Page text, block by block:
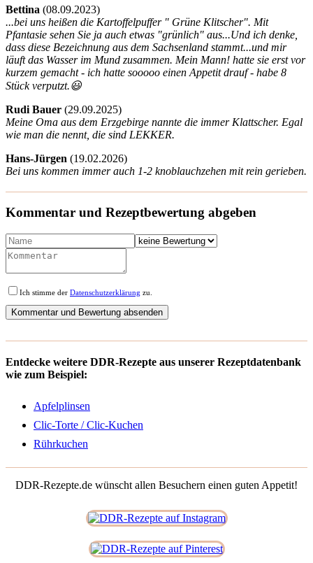
Bettina (08.09.2023)
...bei uns heißen die Kartoffelpuffer " Grüne Klitscher". Mit
Pfantasie sehen Sie ja auch etwas "grünlich" aus...Und ich denke,
dass diese Bezeichnung aus dem Sachsenland stammt...und mir
läuft das Wasser im Mund zusammen. Mein Mann! hatte sie erst vor
kurzem gemacht - ich hatte sooooo einen Appetit drauf - habe 8
Stück verputzt.😃
Rudi Bauer (29.09.2025)
Meine Oma aus dem Erzgebirge nannte die immer Klattscher. Egal
wie man die nennt, die sind LEKKER.
Hans-Jürgen (19.02.2026)
Bei uns kommen immer auch 1-2 knoblauchzehen mit rein gerieben.
Kommentar und Rezeptbewertung abgeben
Ich stimme der Datenschutzerklärung zu.
Entdecke weitere DDR-Rezepte aus unserer Rezeptdatenbank
wie zum Beispiel:
Apfelplinsen
Clic-Torte / Clic-Kuchen
Rührkuchen
DDR-Rezepte.de wünscht allen Besuchern einen guten Appetit!